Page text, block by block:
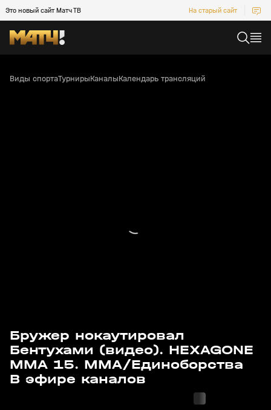
Это новый сайт Матч ТВ На старый сайт
Виды спортаТурнирыКаналыКалендарь трансляций
Бружер нокаутировал
Бентухами (видео). HEXAGONE
MMA 15. MMA/Единоборства
В эфире каналов
с 01:35